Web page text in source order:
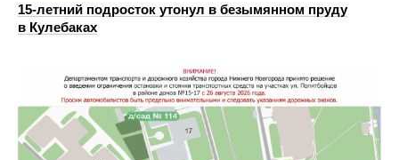
15-летний подросток утонул в безымянном пруду
в Кулебаках